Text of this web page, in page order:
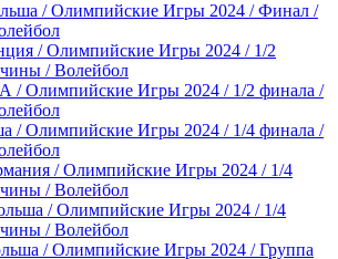
/ Олимпийские Игры 2024 / Финал /
/ Олимпийские Игры 2024 / 1/2
/ Волейбол
Олимпийские Игры 2024 / 1/2 финала /
Олимпийские Игры 2024 / 1/4 финала /
/ Олимпийские Игры 2024 / 1/4
/ Волейбол
/ Олимпийские Игры 2024 / 1/4
/ Волейбол
/ Олимпийские Игры 2024 / Группа